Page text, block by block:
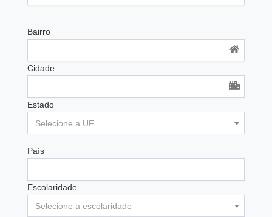
Bairro
Cidade
Estado
Selecione a UF
País
Escolaridade
Selecione a escolaridade